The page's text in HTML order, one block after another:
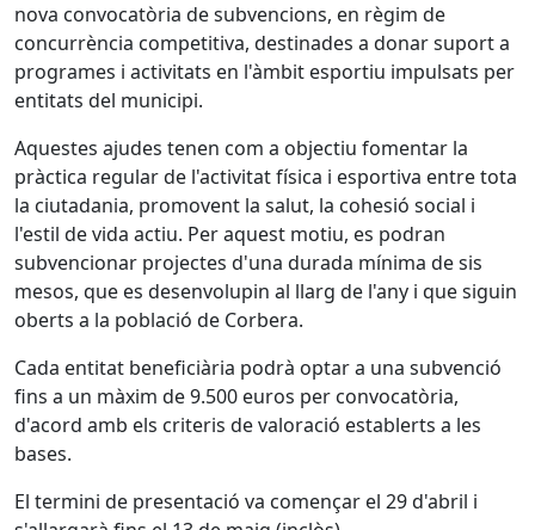
nova convocatòria de subvencions, en règim de
concurrència competitiva, destinades a donar suport a
programes i activitats en l'àmbit esportiu impulsats per
entitats del municipi.
Aquestes ajudes tenen com a objectiu fomentar la
pràctica regular de l'activitat física i esportiva entre tota
la ciutadania, promovent la salut, la cohesió social i
l'estil de vida actiu. Per aquest motiu, es podran
subvencionar projectes d'una durada mínima de sis
mesos, que es desenvolupin al llarg de l'any i que siguin
oberts a la població de Corbera.
Cada entitat beneficiària podrà optar a una subvenció
fins a un màxim de 9.500 euros per convocatòria,
d'acord amb els criteris de valoració establerts a les
bases.
El termini de presentació va començar el 29 d'abril i